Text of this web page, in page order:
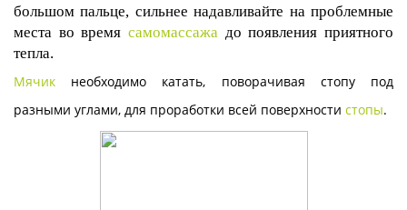
большом пальце, сильнее надавливайте на проблемные
места во время самомассажа до появления приятного
тепла.
Мячик необходимо катать, поворачивая стопу под
разными углами, для проработки всей поверхности стопы.